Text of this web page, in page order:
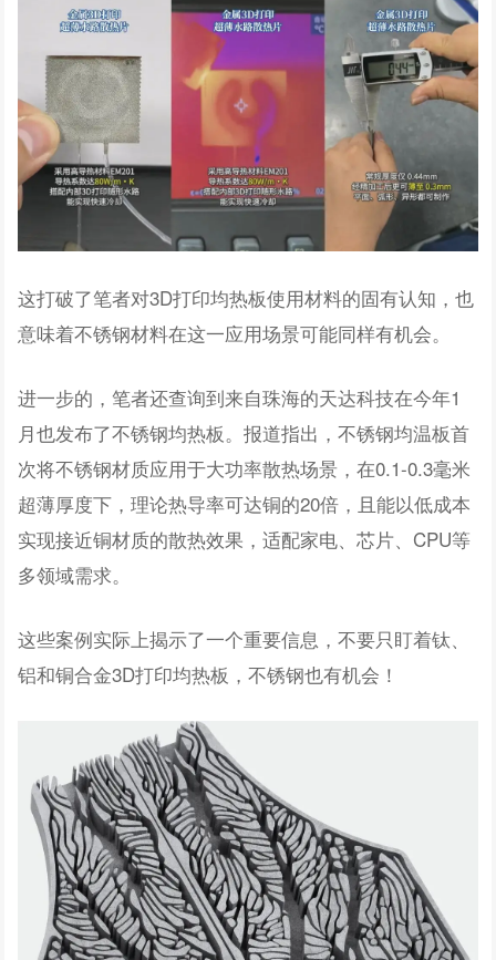
这打破了笔者对3D打印均热板使用材料的固有认知，也
意味着不锈钢材料在这一应用场景可能同样有机会。
进一步的，笔者还查询到来自珠海的天达科技在今年1
月也发布了不锈钢均热板。报道指出，不锈钢均温板首
次将不锈钢材质应用于大功率散热场景，在0.1-0.3毫米
超薄厚度下，理论热导率可达铜的20倍，且能以低成本
实现接近铜材质的散热效果，适配家电、芯片、CPU等
多领域需求。
这些案例实际上揭示了一个重要信息，不要只盯着钛、
铝和铜合金3D打印均热板，不锈钢也有机会！